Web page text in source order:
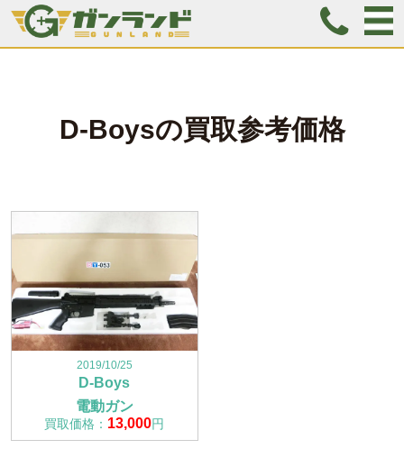
D-Boysの買取参考価格
2019/10/25
D-Boys
電動ガン
買取価格： 13,000円